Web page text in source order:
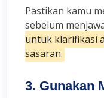
Pastikan kamu
sebelum
untuk klarifikasi
sasaran.
3. Gunakan